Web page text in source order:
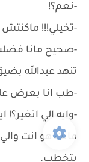
-نعم؟!
-تخيلي!!!
-صحيح مانا
تنهد عبدالله
-طب انا بعرض
-وايه الي اتغير؟!
مانت هو انت
بتخطب.